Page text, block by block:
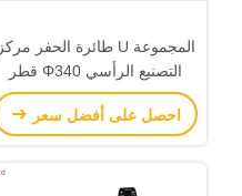
المجموعة U طائرة الحفر مركز
التصنيع الرأسي Φ340 قطر
قطعة العمل 2300mm ×
1860mm × 2450mm
احصل على أفضل سعر